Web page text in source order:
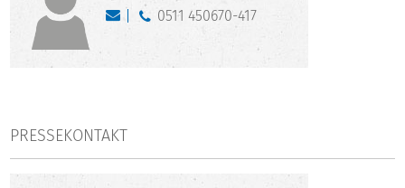
0511 450670-417
PRESSEKONTAKT